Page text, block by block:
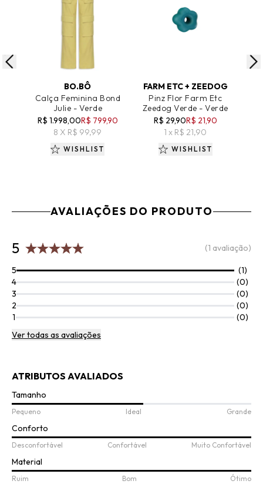
ADICIONAR AO CARRINHO
BO.BÔ
Calça Feminina Bond
Julie - Verde
R$ 1.998,00R$ 799,90
8 X R$ 99,99
WISHLIST
FARM ETC + ZEEDOG
Pinz Flor Farm Etc
Zeedog Verde - Verde
R$ 29,90R$ 21,90
1 x R$ 21,90
WISHLIST
AVALIAÇÕES DO PRODUTO
5 (1 avaliação)
5
(1)
4
(0)
3
(0)
2
(0)
1
(0)
Ver todas as avaliações
ATRIBUTOS AVALIADOS
Tamanho
Pequeno Ideal Grande
Conforto
Desconfortável Confortável Muito Confortável
Material
Ruim Bom Ótimo